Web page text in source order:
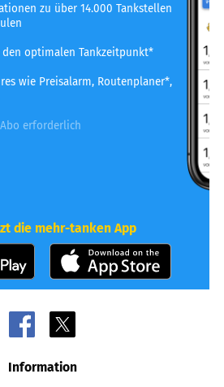
zu über 14.000 Tankstellen
optimalen Tankzeitpunkt*
wie Preisalarm, Routenplaner*,
erforderlich
die mehr-tanken App
Information